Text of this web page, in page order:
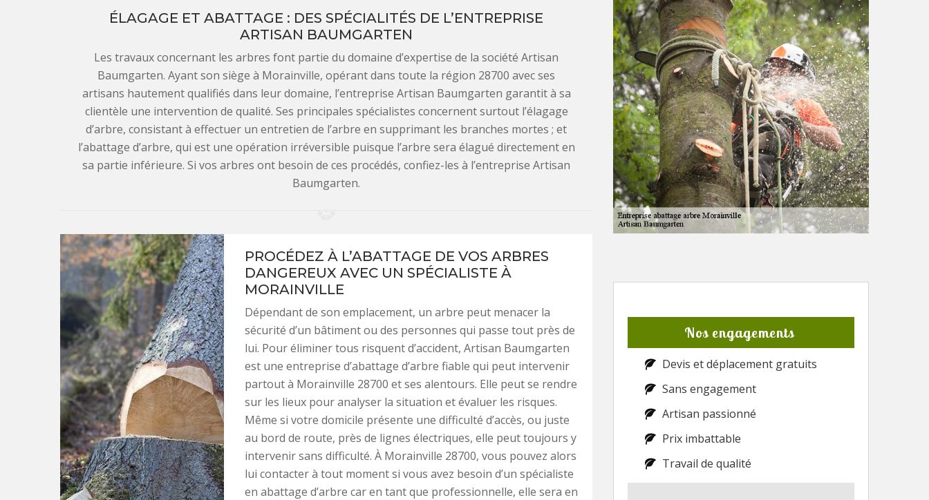
ÉLAGAGE ET ABATTAGE : DES SPÉCIALITÉS DE L’ENTREPRISE
ARTISAN BAUMGARTEN
Les travaux concernant les arbres font partie du domaine d’expertise de la société Artisan
Baumgarten. Ayant son siège à Morainville, opérant dans toute la région 28700 avec ses
artisans hautement qualifiés dans leur domaine, l’entreprise Artisan Baumgarten garantit à sa
clientèle une intervention de qualité. Ses principales spécialistes concernent surtout l’élagage
d’arbre, consistant à effectuer un entretien de l’arbre en supprimant les branches mortes ; et
l’abattage d’arbre, qui est une opération irréversible puisque l’arbre sera élagué directement en
sa partie inférieure. Si vos arbres ont besoin de ces procédés, confiez-les à l’entreprise Artisan
Baumgarten.
PROCÉDEZ À L’ABATTAGE DE VOS ARBRES
DANGEREUX AVEC UN SPÉCIALISTE À
MORAINVILLE
Dépendant de son emplacement, un arbre peut menacer la
sécurité d’un bâtiment ou des personnes qui passe tout près de
lui. Pour éliminer tous risquent d’accident, Artisan Baumgarten
est une entreprise d’abattage d’arbre fiable qui peut intervenir
partout à Morainville 28700 et ses alentours. Elle peut se rendre
sur les lieux pour analyser la situation et évaluer les risques.
Même si votre domicile présente une difficulté d’accès, ou juste
au bord de route, près de lignes électriques, elle peut toujours y
intervenir sans difficulté. À Morainville 28700, vous pouvez alors
lui contacter à tout moment si vous avez besoin d’un spécialiste
en abattage d’arbre car en tant que professionnelle, elle sera en
Nos engagements
Devis et déplacement gratuits
Sans engagement
Artisan passionné
Prix imbattable
Travail de qualité